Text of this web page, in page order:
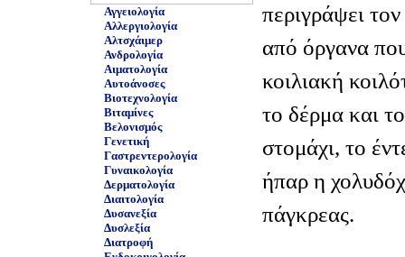
Αγγειολογία
Αλλεργιολογία
Αλτσχάιμερ
Ανδρολογία
Αιματολογία
Αυτοάνοσες
Βιοτεχνολογία
Βιταμίνες
Βελονισμός
Γενετική
Γαστρεντερολογία
Γυναικολογία
Δερματολογία
Διαιτολογία
Δυσανεξία
Δυσλεξία
Διατροφή
περιγράψει
από όργανα
κοιλιακή
το δέρμα και
στομάχι, το
ήπαρ η
πάγκρεας.